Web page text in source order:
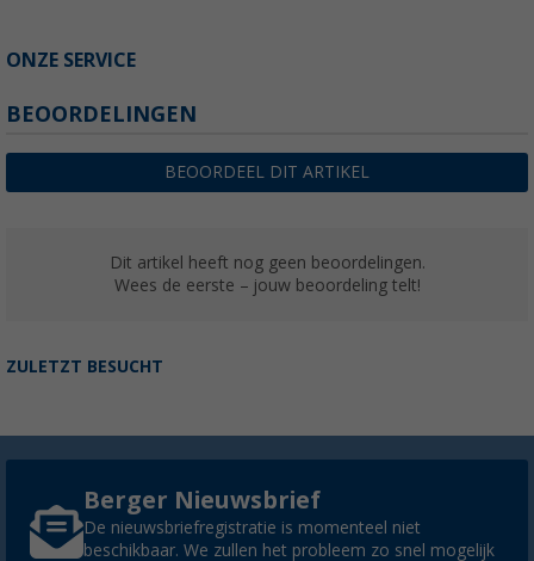
ONZE SERVICE
BEOORDELINGEN
BEOORDEEL DIT ARTIKEL
Dit artikel heeft nog geen beoordelingen.
Wees de eerste – jouw beoordeling telt!
ZULETZT BESUCHT
Berger Nieuwsbrief
De nieuwsbriefregistratie is momenteel niet
beschikbaar. We zullen het probleem zo snel mogelijk